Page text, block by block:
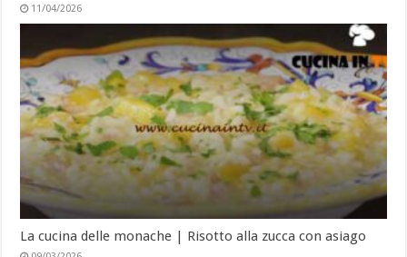
11/04/2026
La cucina delle monache | Risotto alla zucca con asiago